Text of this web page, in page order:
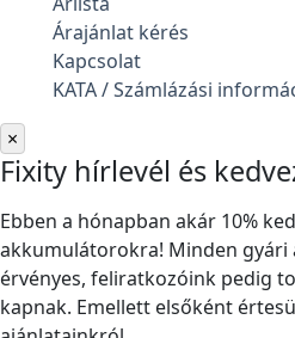
Árajánlat kérés
Kapcsolat
KATA / Számlázási
×
Fixity hírlevél és
Ebben a hónapban akár 10%
akkumulátorokra! Minden gyári
érvényes, feliratkozóink pedig
kapnak. Emellett elsőként